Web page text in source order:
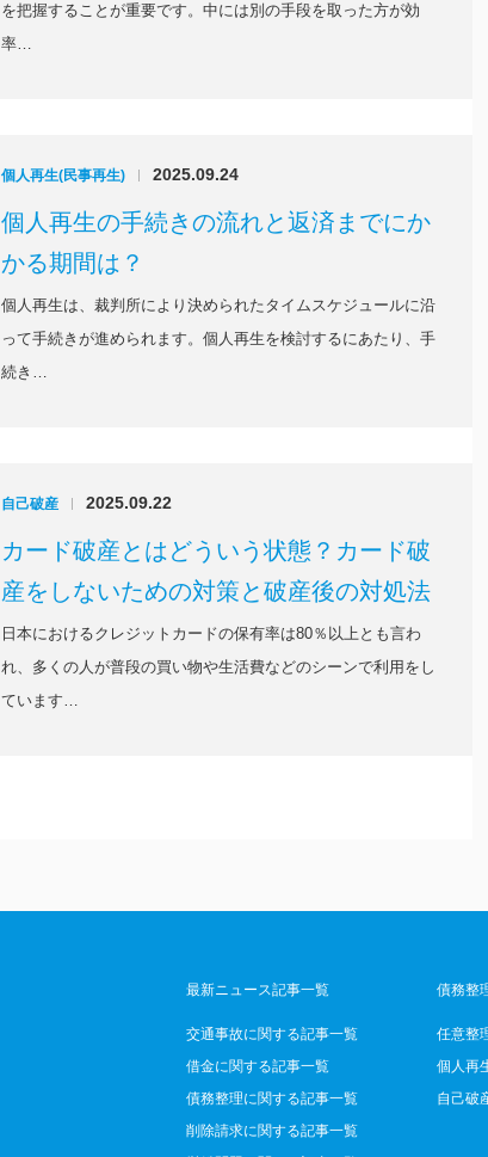
を把握することが重要です。中には別の手段を取った方が効
率…
個人再生(民事再生) | 2025.09.24
個人再生の手続きの流れと返済までにか
かる期間は？
個人再生は、裁判所により決められたタイムスケジュールに沿
って手続きが進められます。個人再生を検討するにあたり、手
続き…
自己破産 | 2025.09.22
カード破産とはどういう状態？カード破
産をしないための対策と破産後の対処法
日本におけるクレジットカードの保有率は80％以上とも言わ
れ、多くの人が普段の買い物や生活費などのシーンで利用をし
ています…
最新ニュース記事一覧
交通事故に関する記事一覧
借金に関する記事一覧
債務整理に関する記事一覧
削除請求に関する記事一覧
債務整
任意整
個人再
自己破